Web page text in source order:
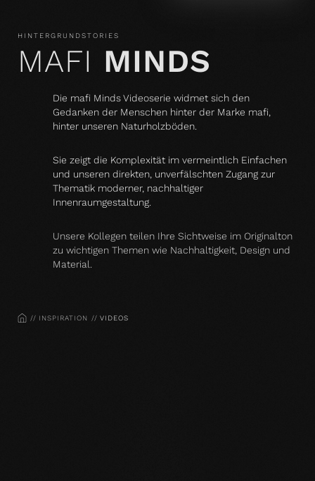
HINTERGRUNDSTORIES
MAFI MINDS
Die mafi Minds Videoserie widmet sich den
Gedanken der Menschen hinter der Marke mafi,
hinter unseren Naturholzböden.
Sie zeigt die Komplexität im vermeintlich Einfachen
und unseren direkten, unverfälschten Zugang zur
Thematik moderner, nachhaltiger
Innenraumgestaltung.
Unsere Kollegen teilen Ihre Sichtweise im Originalton
zu wichtigen Themen wie Nachhaltigkeit, Design und
Material.
HOMEINSPIRATION VIDEOS